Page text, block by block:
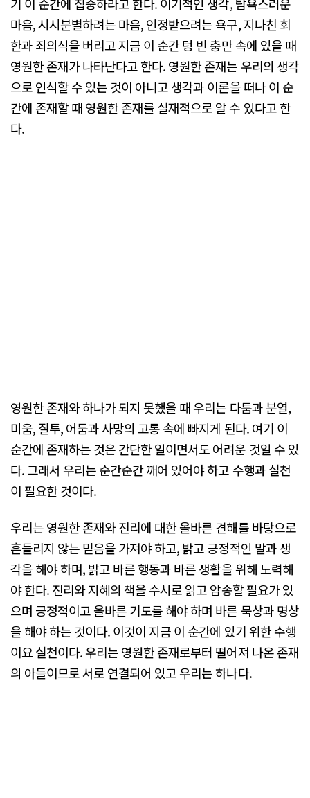
마음, 시시분별하려는 마음, 인정받으려는 욕구, 지나친 회
한과 죄의식을 버리고 지금 이 순간 텅 빈 충만 속에 있을 때
영원한 존재가 나타난다고 한다. 영원한 존재는 우리의 생각
으로 인식할 수 있는 것이 아니고 생각과 이론을 떠나 이 순
간에 존재할 때 영원한 존재를 실재적으로 알 수 있다고 한
다.
영원한 존재와 하나가 되지 못했을 때 우리는 다툼과 분열,
미움, 질투, 어둠과 사망의 고통 속에 빠지게 된다. 여기 이
순간에 존재하는 것은 간단한 일이면서도 어려운 것일 수 있
다. 그래서 우리는 순간순간 깨어 있어야 하고 수행과 실천
이 필요한 것이다.
우리는 영원한 존재와 진리에 대한 올바른 견해를 바탕으로
흔들리지 않는 믿음을 가져야 하고, 밝고 긍정적인 말과 생
각을 해야 하며, 밝고 바른 행동과 바른 생활을 위해 노력해
야 한다. 진리와 지혜의 책을 수시로 읽고 암송할 필요가 있
으며 긍정적이고 올바른 기도를 해야 하며 바른 묵상과 명상
을 해야 하는 것이다. 이것이 지금 이 순간에 있기 위한 수행
이요 실천이다. 우리는 영원한 존재로부터 떨어져 나온 존재
의 아들이므로 서로 연결되어 있고 우리는 하나다.